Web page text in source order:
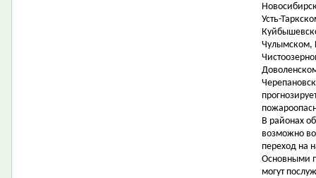
Усть-
Чулымском,
В районах
возможно
переход на
Основными
могут